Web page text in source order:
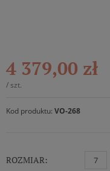
4 379,00 zł
/ szt.
Kod produktu: VO-268
ROZMIAR: 7